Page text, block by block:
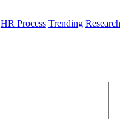
HR Process Trending Research